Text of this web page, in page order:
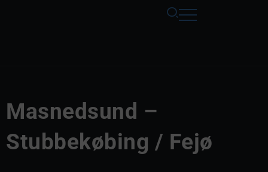
Masnedsund –
Stubbekøbing / Fejø